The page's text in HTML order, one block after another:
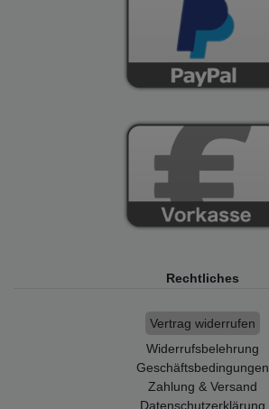
Rechtliches
Vertrag widerrufen
Widerrufsbelehrung
Geschäftsbedingungen
Zahlung & Versand
Datenschutzerklärung